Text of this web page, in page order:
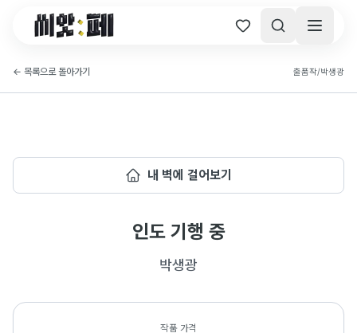
씨앗페 온라인 홈
← 목록으로 돌아가기 출품작/박생광
내 벽에 걸어보기
인도 기행 중
박생광
작품 가격